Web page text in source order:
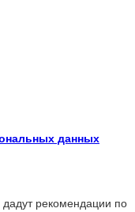
данных
рекомендации по